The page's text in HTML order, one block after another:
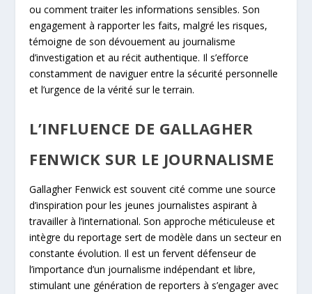
ou comment traiter les informations sensibles. Son
engagement à rapporter les faits, malgré les risques,
témoigne de son dévouement au journalisme
d’investigation et au récit authentique. Il s’efforce
constamment de naviguer entre la sécurité personnelle
et l’urgence de la vérité sur le terrain.
L’INFLUENCE DE GALLAGHER
FENWICK SUR LE JOURNALISME
Gallagher Fenwick est souvent cité comme une source
d’inspiration pour les jeunes journalistes aspirant à
travailler à l’international. Son approche méticuleuse et
intègre du reportage sert de modèle dans un secteur en
constante évolution. Il est un fervent défenseur de
l’importance d’un journalisme indépendant et libre,
stimulant une génération de reporters à s’engager avec